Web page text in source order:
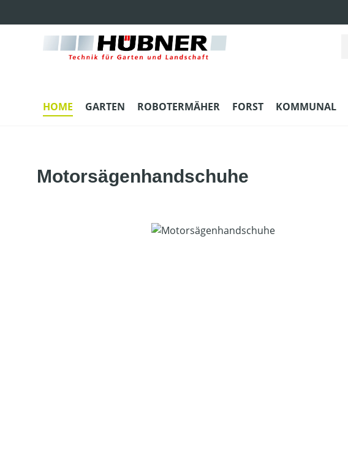
HOME GARTEN ROBOTERMÄHER FORST KOMMUNAL
Motorsägenhandschuhe